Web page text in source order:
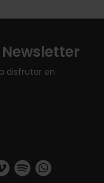
disfrutar en
visit_valencia/
user/
vimeo.com/
https://https://api.whatsapp.com/